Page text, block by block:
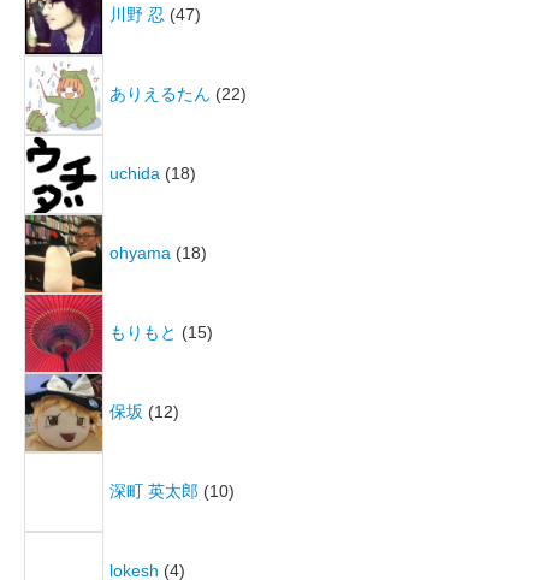
川野 忍 (47)
ありえるたん (22)
uchida (18)
ohyama (18)
もりもと (15)
保坂 (12)
深町 英太郎 (10)
lokesh (4)